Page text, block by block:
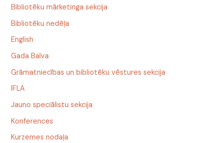
Bibliotēku mārketinga sekcija
Bibliotēku nedēļa
English
Gada Balva
Grāmatniecības un bibliotēku vēstures sekcija
IFLA
Jauno speciālistu sekcija
Konferences
Kurzemes nodaļa